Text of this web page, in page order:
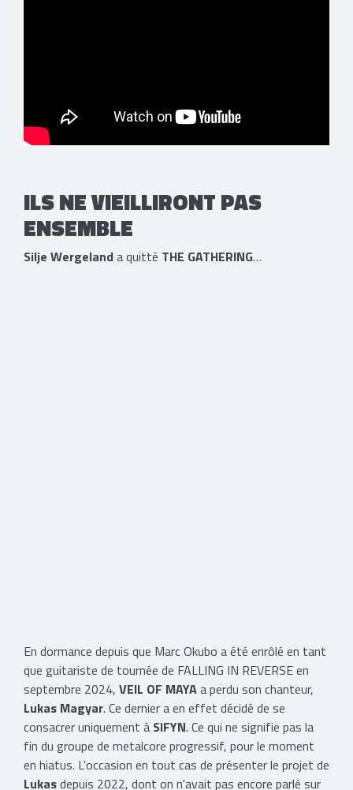
ILS NE VIEILLIRONT PAS
ENSEMBLE
Silje Wergelanda quitté THE GATHERING…
En dormance depuis que Marc Okubo a été enrôlé en tant
que guitariste de tournée de FALLING IN REVERSE en
septembre 2024, VEIL OF MAYAa perdu son chanteur,
Lukas Magyar. Ce dernier a en effet décidé de se
consacrer uniquement à SIFYN. Ce qui ne signifie pas la
fin du groupe de metalcore progressif, pour le moment
en hiatus. L'occasion en tout cas de présenter le projet de
Lukasdepuis 2022, dont on n'avait pas encore parlé sur